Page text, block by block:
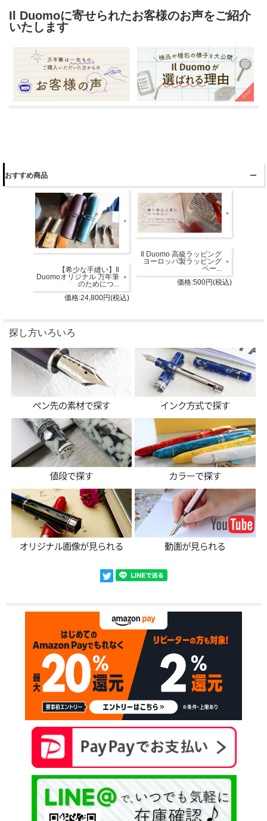
Il Duomoに寄せられたお客様のお声をご紹介
いたします
おすすめ商品
【希少な手縫い】Il
Duomoオリジナル 万年筆
のためにつ...
価格:24,800円(税込)
Il Duomo 高級ラッピング
ヨーロッパ製ラッピング
ペー...
価格:500円(税込)
探し方いろいろ